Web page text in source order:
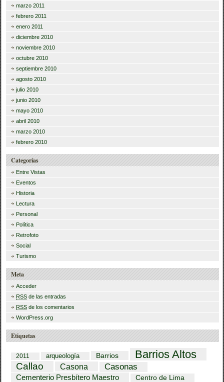
marzo 2011
febrero 2011
enero 2011
diciembre 2010
noviembre 2010
octubre 2010
septiembre 2010
agosto 2010
julio 2010
junio 2010
mayo 2010
abril 2010
marzo 2010
febrero 2010
Categorías
Entre Vistas
Eventos
Historia
Lectura
Personal
Política
Retrofoto
Social
Turismo
Meta
Acceder
RSS de las entradas
RSS de los comentarios
WordPress.org
Etiquetas
2011 arqueología Barrios Barrios Altos
Callao Casona Casonas
Cementerio Presbítero Maestro Centro de Lima